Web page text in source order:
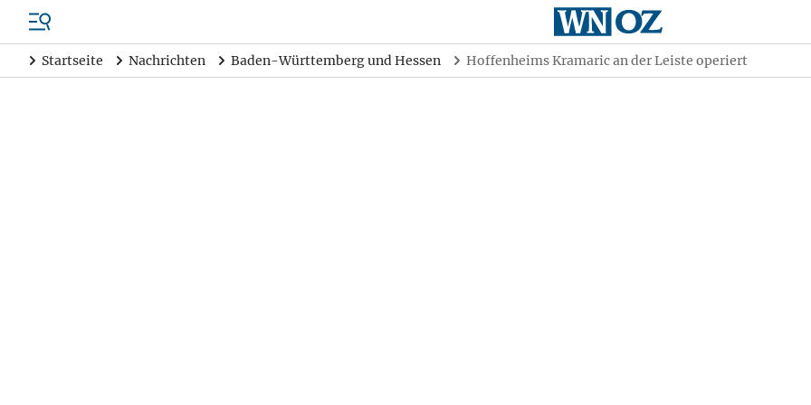
Startseite Nachrichten Baden-Württemberg und Hessen Hoffenheims Kramaric an der Leiste operiert